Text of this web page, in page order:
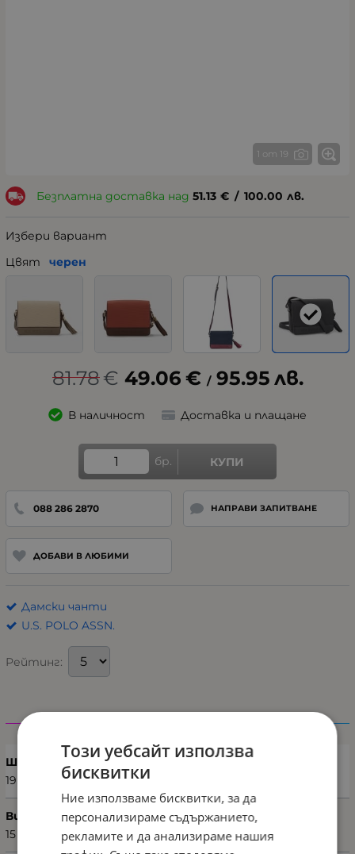
1 от 19
Безплатна доставка над 51.13 € / 100.00 лв.
Избери вариант
Цвят
черен
81.78€ 49.06 € / 95.95 лв.
В наличност Доставка и плащане
бр. КУПИ
088 286 2870 НАПРАВИ ЗАПИТВАНЕ
ДОБАВИ В ЛЮБИМИ
Дамски чанти
U.S. POLO ASSN.
Рейтинг:
Ширина (см)
19
Височина (см)
15
Този уебсайт използва
бисквитки
Ние използваме бисквитки, за да
персонализираме съдържанието,
рекламите и да анализираме нашия